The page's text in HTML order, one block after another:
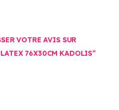
VOTRE AVIS SUR
76X30CM KADOLIS”